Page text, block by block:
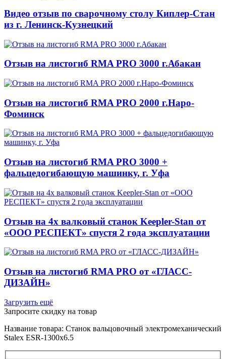
Видео отзыв по сварочному столу Киплер-Стан
из г. Ленинск-Кузнецкий
Отзыв на листогиб RMA PRO 3000 г.Абакан
Отзыв на листогиб RMA PRO 2000 г.Наро-
Фоминск
Отзыв на листогиб RMA PRO 3000 +
фальцедогибающую машинку, г. Уфа
Отзыв на 4х валковый станок Keepler-Stan от
«ООО РЕСПЕКТ» спустя 2 года эксплуатации
Отзыв на листогиб RMA PRO от «ГЛАСС-
ДИЗАЙН»
Загрузить ещё
Запросите скидку на товар
Название товара: Станок вальцовочный электромеханический
Stalex ESR-1300x6.5